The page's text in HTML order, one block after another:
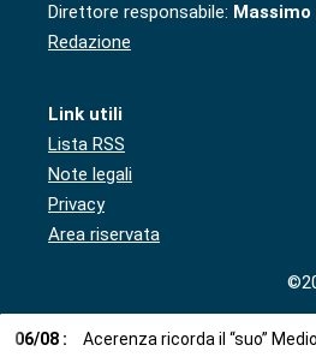
Direttore responsabile:
Redazione
Link utili
Lista RSS
Note legali
Privacy
Area riservata
06/08 : Acerenza ricorda il “suo”